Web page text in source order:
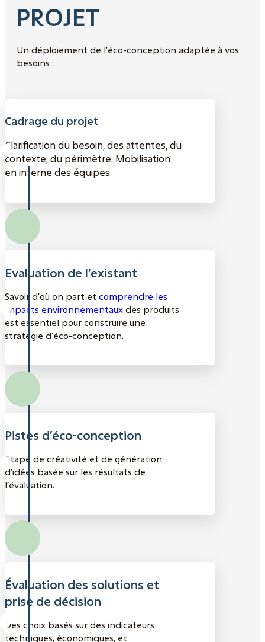
PROJET
Un déploiement de l’éco-conception adaptée à vos
besoins :
Cadrage du projet
Clarification du besoin, des attentes, du
contexte, du périmètre. Mobilisation
en interne des équipes.
Evaluation de l’existant
Savoir d'où on part et comprendre les
impacts environnementaux des produits
est essentiel pour construire une
stratégie d'éco-conception.
Pistes d’éco-conception
Etape de créativité et de génération
d’idées basée sur les résultats de
l’évaluation.
Évaluation des solutions et
prise de décision
Des choix basés sur des indicateurs
techniques, économiques, et